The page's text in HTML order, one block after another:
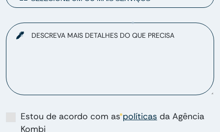
DESCREVA MAIS DETALHES DO QUE PRECISA
Estou de acordo com aspolíticas da Agência
Kombi